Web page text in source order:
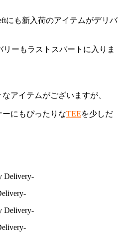
にも新入荷のアイテムがデリバ
リーもラストスパートに入りま
アイテムがございますが、
ーにもぴったりなTEEを少しだ